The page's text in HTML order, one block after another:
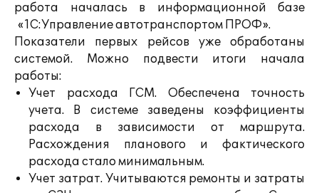
работа началась в информационной базе
«1С:Управление автотранспортом ПРОФ».
Показатели первых рейсов уже обработаны
системой. Можно подвести итоги начала
работы:
Учет расхода ГСМ. Обеспечена точность
учета. В системе заведены коэффициенты
расхода в зависимости от маршрута.
Расхождения планового и фактического
расхода стало минимальным.
Учет затрат. Учитываются ремонты и затраты